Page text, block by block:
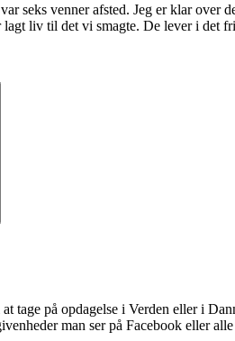
seks venner afsted. Jeg er klar over
liv til det vi smagte. De lever i det
på opdagelse i Verden eller i
man ser på Facebook eller